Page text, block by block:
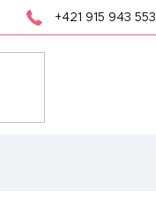
+421 915 943 553